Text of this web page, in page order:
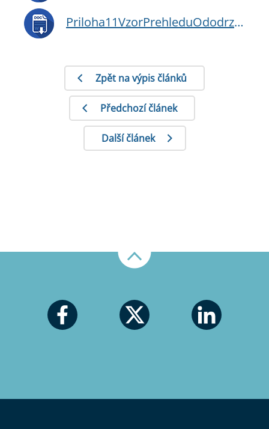
Priloha11VzorPrehleduOdodrzeniNasazovaniPravidelneTurnusovanychNalezitosti.doc
Zpět na výpis článků
Předchozí článek
Další článek